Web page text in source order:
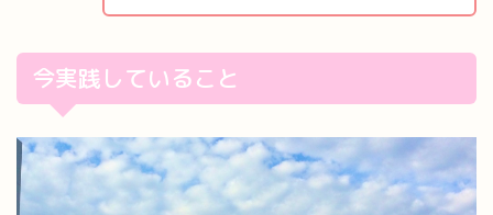
今実践していること